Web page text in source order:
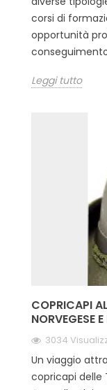
corsi di
opportunità
Leggi tutto
COPRICAPI
NORVEGESE
3034
Un viaggio
copricapi delle